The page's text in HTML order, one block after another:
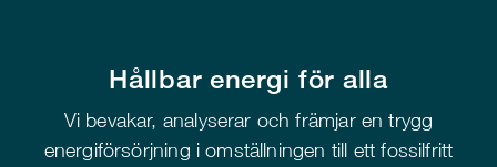
Hållbar energi för alla
Vi bevakar, analyserar och främjar en trygg
energiförsörjning i omställningen till ett fossilfritt